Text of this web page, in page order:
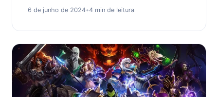
6 de junho de 2024•4 min de leitura